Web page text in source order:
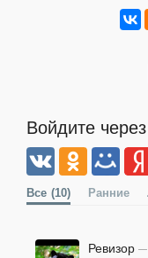
Войдите
Все (10) Ранние
Ревизор —